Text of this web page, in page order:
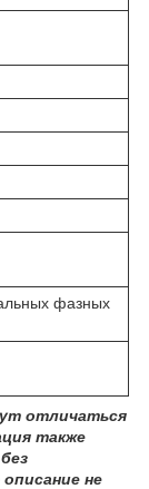
фазных
отличаться
также
не